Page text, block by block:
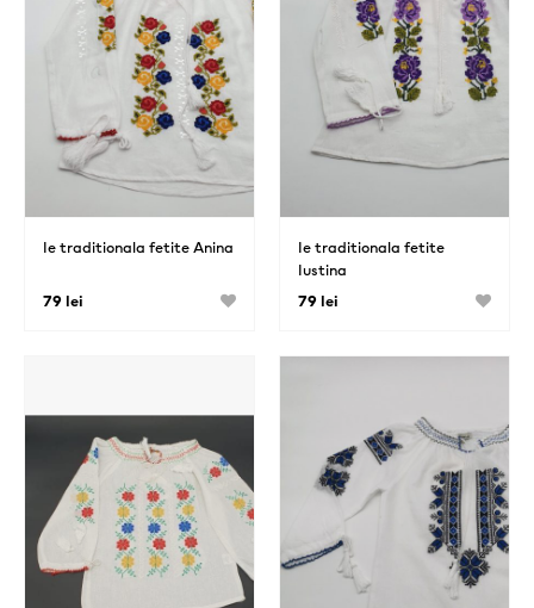
Ie traditionala fetite Anina
79 lei
Ie traditionala fetite
Iustina
79 lei